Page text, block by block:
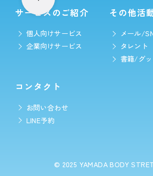
サービスのご紹介
個人向けサービス
企業向けサービス
その他活
メール/
タレント
書籍/グ
コンタクト
お問い合わせ
LINE予約
© 2025 YAMADA BODY